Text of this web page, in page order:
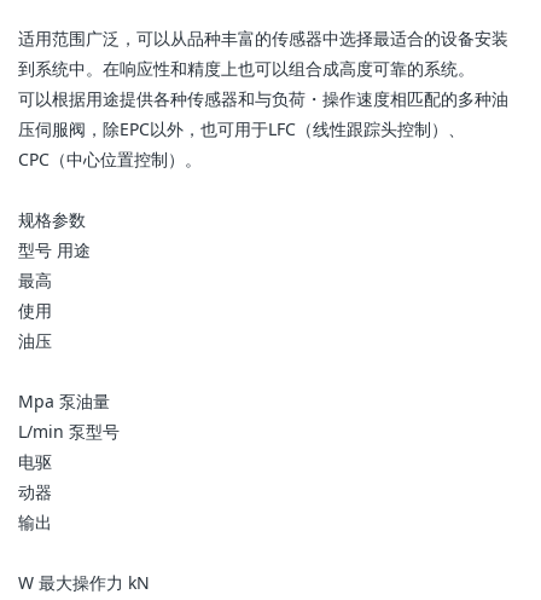
适用范围广泛，可以从品种丰富的传感器中选择最适合的设备安装
到系统中。在响应性和精度上也可以组合成高度可靠的系统。
可以根据用途提供各种传感器和与负荷・操作速度相匹配的多种油
压伺服阀，除EPC以外，也可用于LFC（线性跟踪头控制）、
CPC（中心位置控制）。
规格参数
型号 用途
最高
使用
油压
Mpa 泵油量
L/min 泵型号
电驱
动器
输出
W 最大操作力 kN